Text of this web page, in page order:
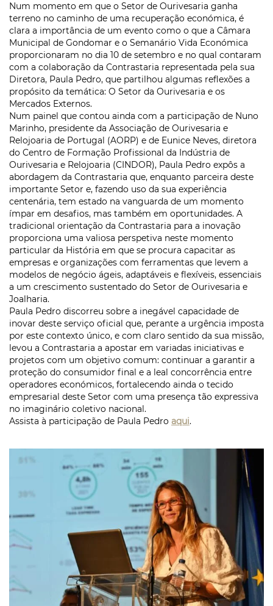
Num momento em que o Setor de Ourivesaria ganha
terreno no caminho de uma recuperação económica, é
clara a importância de um evento como o que a Câmara
Municipal de Gondomar e o Semanário Vida Económica
proporcionaram no dia 10 de setembro e no qual contaram
com a colaboração da Contrastaria representada pela sua
Diretora, Paula Pedro, que partilhou algumas reflexões a
propósito da temática: O Setor da Ourivesaria e os
Mercados Externos.
Num painel que contou ainda com a participação de Nuno
Marinho, presidente da Associação de Ourivesaria e
Relojoaria de Portugal (AORP) e de Eunice Neves, diretora
do Centro de Formação Profissional da Indústria de
Ourivesaria e Relojoaria (CINDOR), Paula Pedro expôs a
abordagem da Contrastaria que, enquanto parceira deste
importante Setor e, fazendo uso da sua experiência
centenária, tem estado na vanguarda de um momento
ímpar em desafios, mas também em oportunidades. A
tradicional orientação da Contrastaria para a inovação
proporciona uma valiosa perspetiva neste momento
particular da História em que se procura capacitar as
empresas e organizações com ferramentas que levem a
modelos de negócio ágeis, adaptáveis e flexíveis, essenciais
a um crescimento sustentado do Setor de Ourivesaria e
Joalharia.
Paula Pedro discorreu sobre a inegável capacidade de
inovar deste serviço oficial que, perante a urgência imposta
por este contexto único, e com claro sentido da sua missão,
levou a Contrastaria a apostar em variadas iniciativas e
projetos com um objetivo comum: continuar a garantir a
proteção do consumidor final e a leal concorrência entre
operadores económicos, fortalecendo ainda o tecido
empresarial deste Setor com uma presença tão expressiva
no imaginário coletivo nacional.
Assista à participação de Paula Pedro aqui.